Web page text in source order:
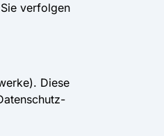
verfolgen
Diese